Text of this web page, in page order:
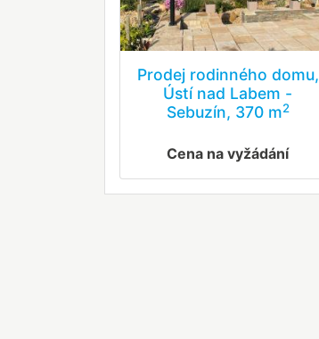
Prodej rodinného domu,
Ústí nad Labem -
Sebuzín, 370 m2
Cena na vyžádání